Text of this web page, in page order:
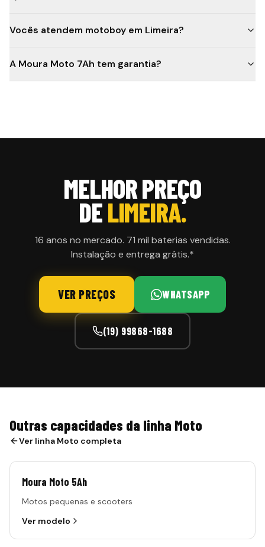
Vocês atendem motoboy em Limeira?
A Moura Moto 7Ah tem garantia?
MELHOR PREÇO
DELIMEIRA.
16 anos no mercado. 71 mil baterias vendidas.
Instalação e entrega grátis.*
VER PREÇOS WHATSAPP
(19) 99868-1688
Outras capacidades da linha Moto
Ver linha Moto completa
Moura Moto 5Ah
Motos pequenas e scooters
Ver modelo